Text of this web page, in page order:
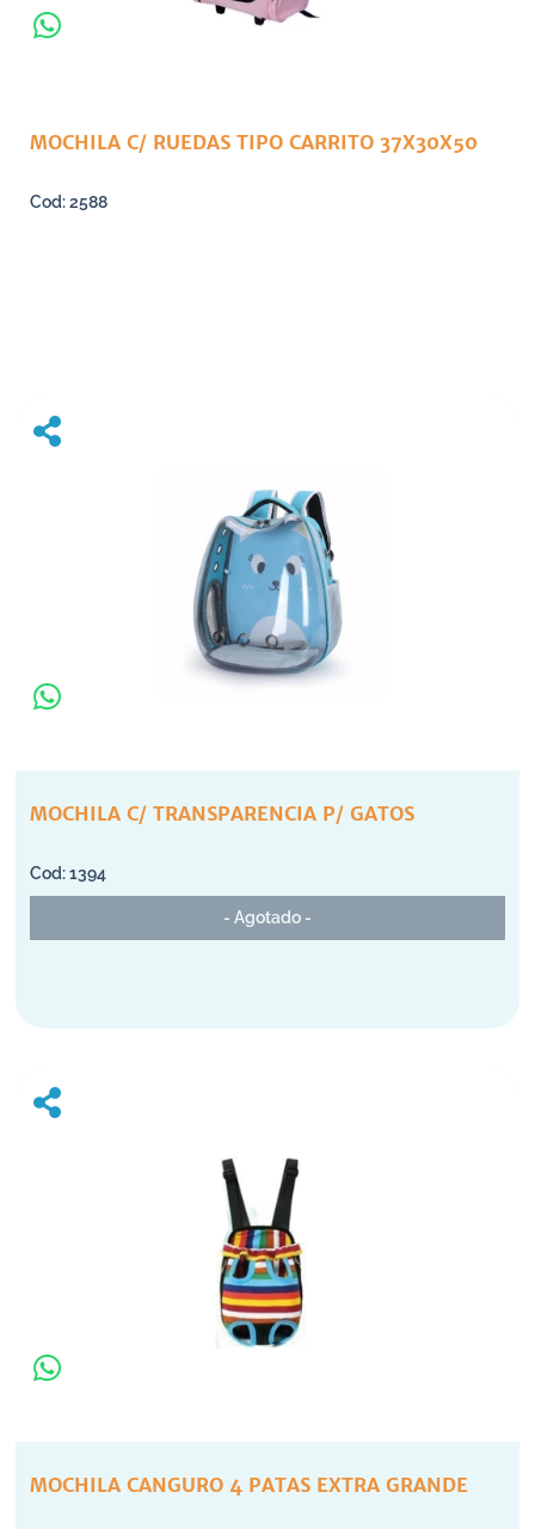
MOCHILA C/ RUEDAS TIPO CARRITO 37X30X50
2588
MOCHILA C/ TRANSPARENCIA P/ GATOS
1394
- Agotado -
MOCHILA CANGURO 4 PATAS EXTRA GRANDE